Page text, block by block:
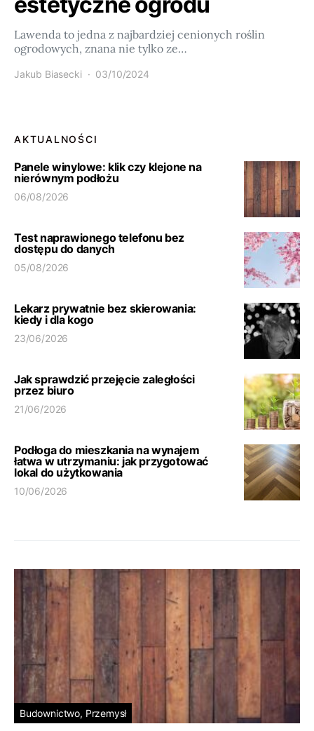
Lawenda to jedna z najbardziej cenionych roślin
ogrodowych, znana nie tylko ze…
Jakub Biasecki 03/10/2024
AKTUALNOŚCI
Panele winylowe: klik czy klejone na
nierównym podłożu
06/08/2026
Test naprawionego telefonu bez
dostępu do danych
05/08/2026
Lekarz prywatnie bez skierowania:
kiedy i dla kogo
23/06/2026
Jak sprawdzić przejęcie zaległości
przez biuro
21/06/2026
Podłoga do mieszkania na wynajem
łatwa w utrzymaniu: jak przygotować
lokal do użytkowania
10/06/2026
Budownictwo, Przemysł